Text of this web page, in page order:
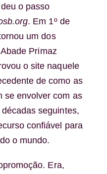
o passo
. Em 1º de
um dos
Primaz
o site naquele
de como as
se envolver com as
seguintes,
confiável para
o mundo.
Era,